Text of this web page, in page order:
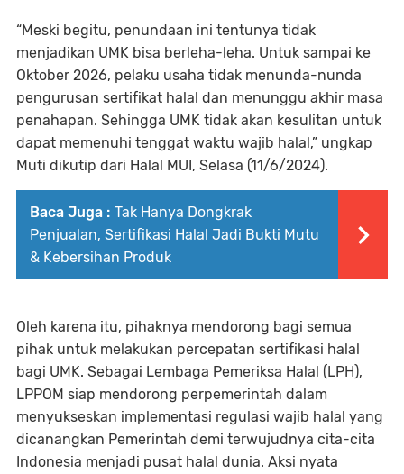
“Meski begitu, penundaan ini tentunya tidak
menjadikan UMK bisa berleha-leha. Untuk sampai ke
Oktober 2026, pelaku usaha tidak menunda-nunda
pengurusan sertifikat halal dan menunggu akhir masa
penahapan. Sehingga UMK tidak akan kesulitan untuk
dapat memenuhi tenggat waktu wajib halal,” ungkap
Muti dikutip dari Halal MUI, Selasa (11/6/2024).
Baca Juga : Tak Hanya Dongkrak
Penjualan, Sertifikasi Halal Jadi Bukti Mutu
& Kebersihan Produk
Oleh karena itu, pihaknya mendorong bagi semua
pihak untuk melakukan percepatan sertifikasi halal
bagi UMK. Sebagai Lembaga Pemeriksa Halal (LPH),
LPPOM siap mendorong perpemerintah dalam
menyukseskan implementasi regulasi wajib halal yang
dicanangkan Pemerintah demi terwujudnya cita-cita
Indonesia menjadi pusat halal dunia. Aksi nyata